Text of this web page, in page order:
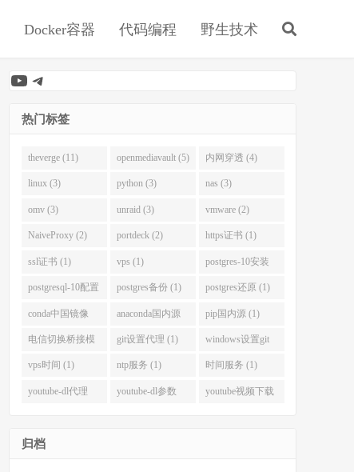
Docker容器 代码编程 野生技术
YouTube
Telegram
热门标签
theverge (11) openmediavault (5) 内网穿透 (4)
linux (3) python (3) nas (3)
omv (3) unraid (3) vmware (2)
NaiveProxy (2) portdeck (2) https证书 (1)
ssl证书 (1) vps (1) postgres-10安装
(1)
postgresql-10配置
(1)
postgres备份 (1) postgres还原 (1)
conda中国镜像
(1)
anaconda国内源
(1)
pip国内源 (1)
电信切换桥接模
式 (1)
git设置代理 (1) windows设置git
代理 (1)
vps时间 (1) ntp服务 (1) 时间服务 (1)
youtube-dl代理 youtube-dl参数 youtube视频下载
归档